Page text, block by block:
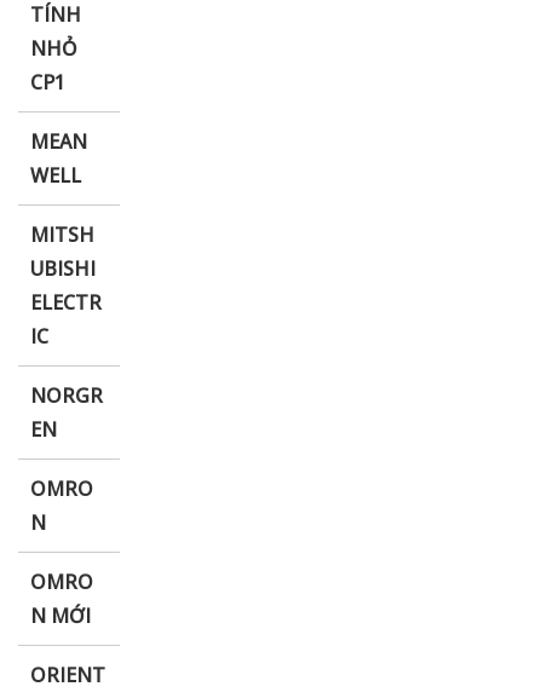
TÍNH
NHỎ
CP1
MEAN
WELL
MITSH
UBISHI
ELECTR
IC
NORGR
EN
OMRO
N
OMRO
N MỚI
ORIENT